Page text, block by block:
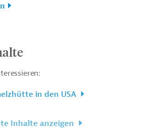
in den USA
Inhalte anzeigen